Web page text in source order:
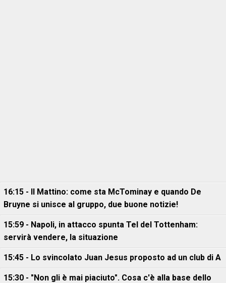
16:15 - Il Mattino: come sta McTominay e quando De
Bruyne si unisce al gruppo, due buone notizie!
15:59 - Napoli, in attacco spunta Tel del Tottenham:
servirà vendere, la situazione
15:45 - Lo svincolato Juan Jesus proposto ad un club di A
15:30 - "Non gli è mai piaciuto". Cosa c'è alla base dello